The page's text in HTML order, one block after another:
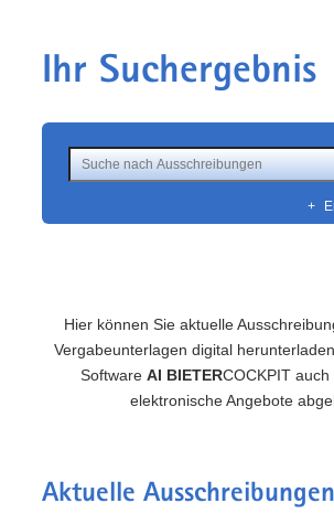
Ihr Suchergebnis
+
Hier können Sie aktuelle
Vergabeunterlagen digital
Software AI BIETERCOCKPIT auch
elektronische Angebote
Aktuelle Ausschreibungen